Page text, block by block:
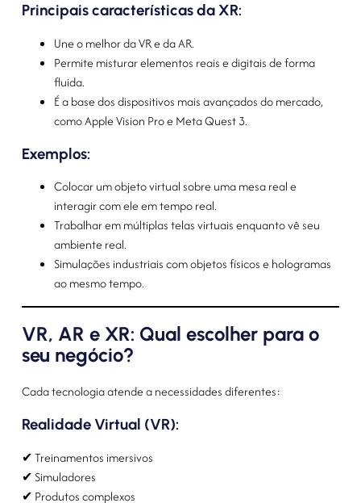
Principais características da XR:
Une o melhor da VR e da AR.
Permite misturar elementos reais e digitais de forma
fluida.
É a base dos dispositivos mais avançados do mercado,
como Apple Vision Pro e Meta Quest 3.
Exemplos:
Colocar um objeto virtual sobre uma mesa real e
interagir com ele em tempo real.
Trabalhar em múltiplas telas virtuais enquanto vê seu
ambiente real.
Simulações industriais com objetos físicos e hologramas
ao mesmo tempo.
VR, AR e XR: Qual escolher para o
seu negócio?
Cada tecnologia atende a necessidades diferentes:
Realidade Virtual (VR):
✔ Treinamentos imersivos
✔ Simuladores
✔ Produtos complexos